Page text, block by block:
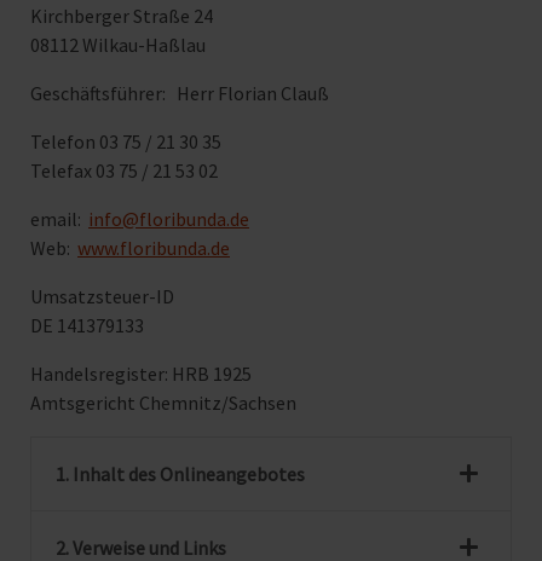
Kirchberger Straße 24
08112 Wilkau-Haßlau
Geschäftsführer: Herr Florian Clauß
Telefon 03 75 / 21 30 35
Telefax 03 75 / 21 53 02
email: info@floribunda.de
Web: www.floribunda.de
Umsatzsteuer-ID
DE 141379133
Handelsregister: HRB 1925
Amtsgericht Chemnitz/Sachsen
1. Inhalt des Onlineangebotes
2. Verweise und Links